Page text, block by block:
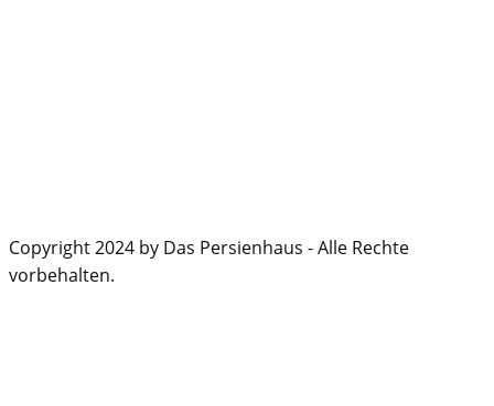
Copyright 2024 by Das Persienhaus - Alle Rechte
vorbehalten.